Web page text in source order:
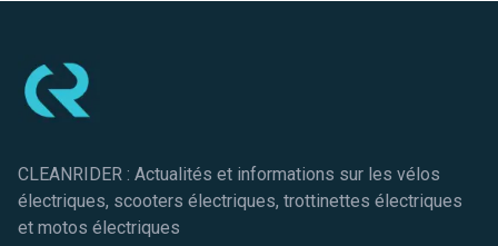
CLEANRIDER : Actualités et informations sur les vélos
électriques, scooters électriques, trottinettes électriques
et motos électriques